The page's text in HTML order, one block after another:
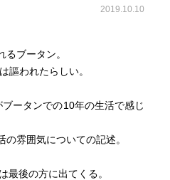
ブータンは九位、日本は九十
の統治のもと、文化・習慣を
まで可能か？という点に関し
が茂る限りブータンは安泰で
なと思います。
2019.10.10
ブータン。
謳われたらしい。
ータンでの10年の生活で感じ
雰囲気についての記述。
最後の方に出てくる。